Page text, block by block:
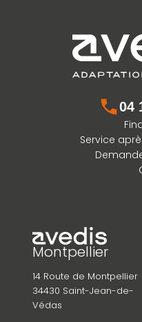
04
Service
Montpellier
14 Route de Montpellier
34430 Saint-Jean-de-
Védas